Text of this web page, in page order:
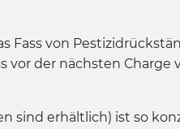
Fass von
vor der nächsten
sind erhältlich) ist so